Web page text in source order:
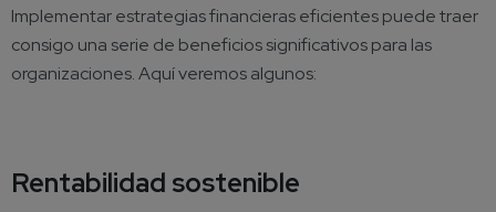
Implementar estrategias financieras eficientes puede traer
consigo una serie de beneficios significativos para las
organizaciones. Aquí veremos algunos:
Rentabilidad sostenible